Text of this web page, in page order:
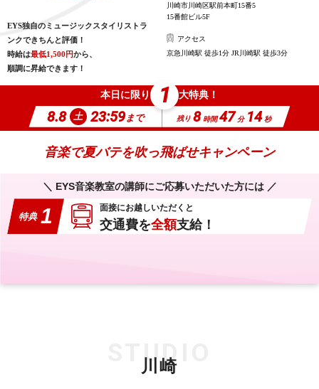
EYS独自のミュージックスタイリストラ
ンクできちんと評価！
時給は最低1,500円から、
順調に昇給できます！
川崎市川崎区駅前本町15番5
15番館ビル5F
アクセス
京急川崎駅 徒歩1分 JR川崎駅 徒歩3分
8.8 土 23:59まで
本日に限り 1 大特典！
残り 8 時間 47 分 13 秒
音楽で夏バテを吹っ飛ばせキャンペーン
＼ EYS音楽教室の講師にご応募いただいた方には ／
特典 1 面接にお越しいただくと
交通費を全額支給！
川崎
STUDIO